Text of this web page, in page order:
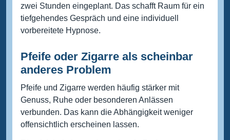
zwei Stunden eingeplant. Das schafft Raum für ein
tiefgehendes Gespräch und eine individuell
vorbereitete Hypnose.
Pfeife oder Zigarre als scheinbar
anderes Problem
Pfeife und Zigarre werden häufig stärker mit
Genuss, Ruhe oder besonderen Anlässen
verbunden. Das kann die Abhängigkeit weniger
offensichtlich erscheinen lassen.